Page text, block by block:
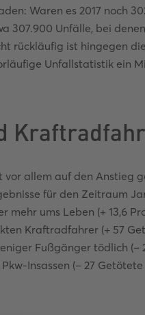
Waren es 2017 noch
307.900 Unfälle, bei denen
rückläufig ist hingegen
Unfallstatistik ein
vor allem auf den Anstieg
für den Zeitraum
mehr ums Leben (+ 13,6
Kraftradfahrer (+ 57
Fußgänger tödlich (–
Insassen (– 27 Getötete